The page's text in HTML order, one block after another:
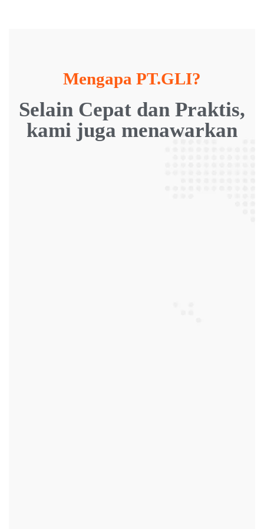
Mengapa PT.GLI?
Selain Cepat dan Praktis,
kami juga menawarkan